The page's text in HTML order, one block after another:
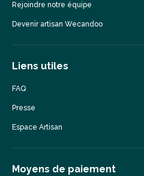
Rejoindre notre équipe
Devenir artisan Wecandoo
Liens utiles
FAQ
Presse
Espace Artisan
Moyens de paiement